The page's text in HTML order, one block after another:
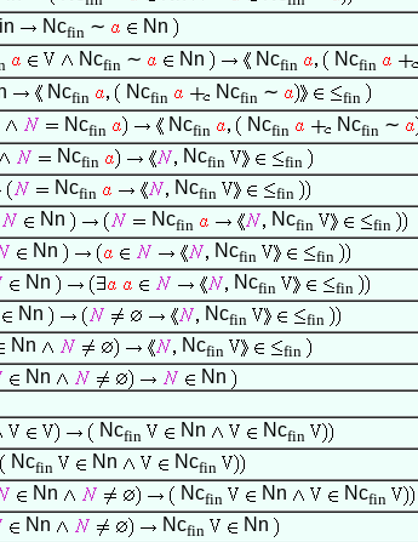
Ncfin ∼
Nn
Ncfin ∼ Nn Ncfin Ncfin
Ncfin Ncfin Ncfin ∼ fin
Ncfin Ncfin Ncfin Ncfin ∼
Ncfin Ncfin fin
Ncfin Ncfin fin
Nn Ncfin Ncfin fin
Nn Ncfin fin
Nn Ncfin fin
Nn Ncfin fin
Nn Ncfin fin
Nn
Nn
Ncfin Nn Ncfin
Ncfin Nn Ncfin
Nn Ncfin Nn Ncfin
Nn Ncfin
Nn